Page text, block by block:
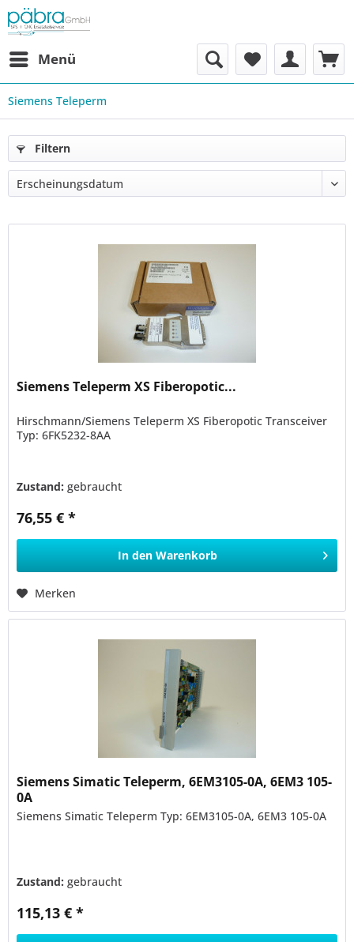
Menü
Siemens Teleperm
Filtern
Siemens Teleperm XS Fiberopotic...
Hirschmann/Siemens Teleperm XS Fiberopotic Transceiver
Typ: 6FK5232-8AA
Zustand:gebraucht
76,55 € *
In den Warenkorb
Merken
Siemens Simatic Teleperm, 6EM3105-0A, 6EM3 105-
0A
Siemens Simatic Teleperm Typ: 6EM3105-0A, 6EM3 105-0A
Zustand:gebraucht
115,13 € *